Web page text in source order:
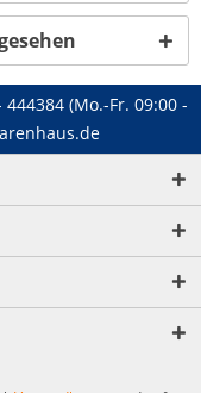
444384 (Mo.-Fr. 09:00 -